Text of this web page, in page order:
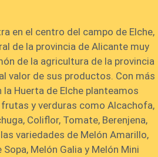
en el centro del campo de Elche,
de la provincia de Alicante muy
de la agricultura de la provincia
valor de sus productos. Con más
la Huerta de Elche planteamos
y verduras como Alcachofa,
Coliflor, Tomate, Berenjena,
variedades de Melón Amarillo,
Melón Galia y Melón Mini